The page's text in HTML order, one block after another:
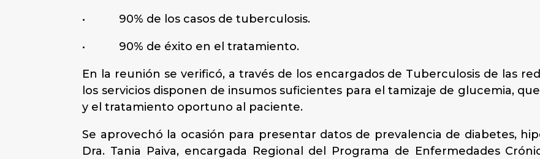
• 90% de los casos de tuberculosis.
• 90% de éxito en el tratamiento.
En la reunión se verificó, a través de los encargados de Tuberculosis de las
los servicios disponen de insumos suficientes para el tamizaje de glucemia,
y el tratamiento oportuno al paciente.
Se aprovechó la ocasión para presentar datos de prevalencia de diabetes,
Dra. Tania Paiva, encargada Regional del Programa de Enfermedades